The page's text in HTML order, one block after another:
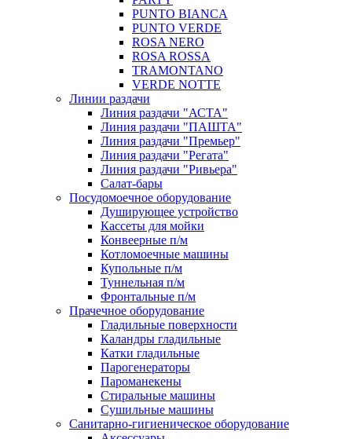
PUNTO BIANCA
PUNTO VERDE
ROSA NERO
ROSA ROSSA
TRAMONTANO
VERDE NOTTE
Линии раздачи
Линия раздачи "АСТА"
Линия раздачи "ПАШТА"
Линия раздачи "Премьер"
Линия раздачи "Регата"
Линия раздачи "Ривьера"
Салат-бары
Посудомоечное оборудование
Душирующее устройство
Кассеты для мойки
Конвеерные п/м
Котломоечные машины
Купольные п/м
Туннельная п/м
Фронтальные п/м
Прачечное оборудование
Гладильные поверхности
Каландры гладильные
Катки гладильные
Парогенераторы
Пароманекены
Стиральные машины
Сушильные машины
Санитарно-гигиеническое оборудование